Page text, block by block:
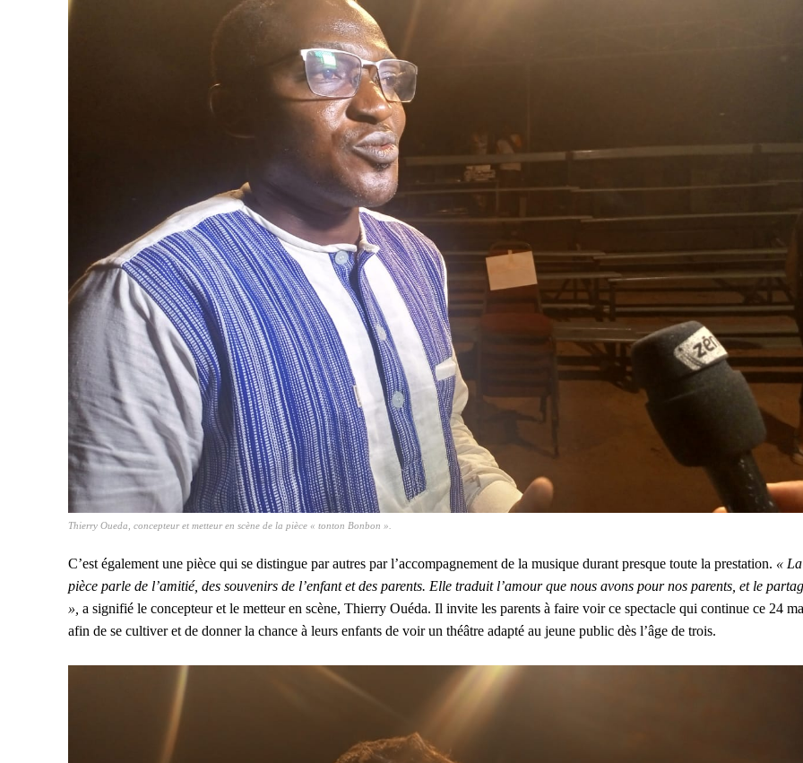
Thierry Oueda, concepteur et metteur en scène de la pièce « tonton Bonbon ».
C’est également une pièce qui se distingue par autres par l’accompagnement de la musique durant presque toute la prestation. « La
pièce parle de l’amitié, des souvenirs de l’enfant et des parents. Elle traduit l’amour que nous avons pour nos parents, et le
», a signifié le concepteur et le metteur en scène, Thierry Ouéda. Il invite les parents à faire voir ce spectacle qui continue ce 24
afin de se cultiver et de donner la chance à leurs enfants de voir un théâtre adapté au jeune public dès l’âge de trois.